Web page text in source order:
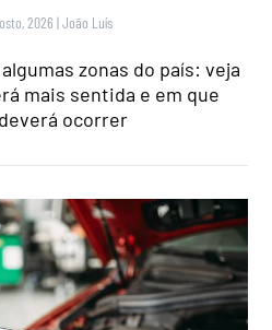
2026 |João Luís
zonas do país: veja
mais sentida e em que
ocorrer